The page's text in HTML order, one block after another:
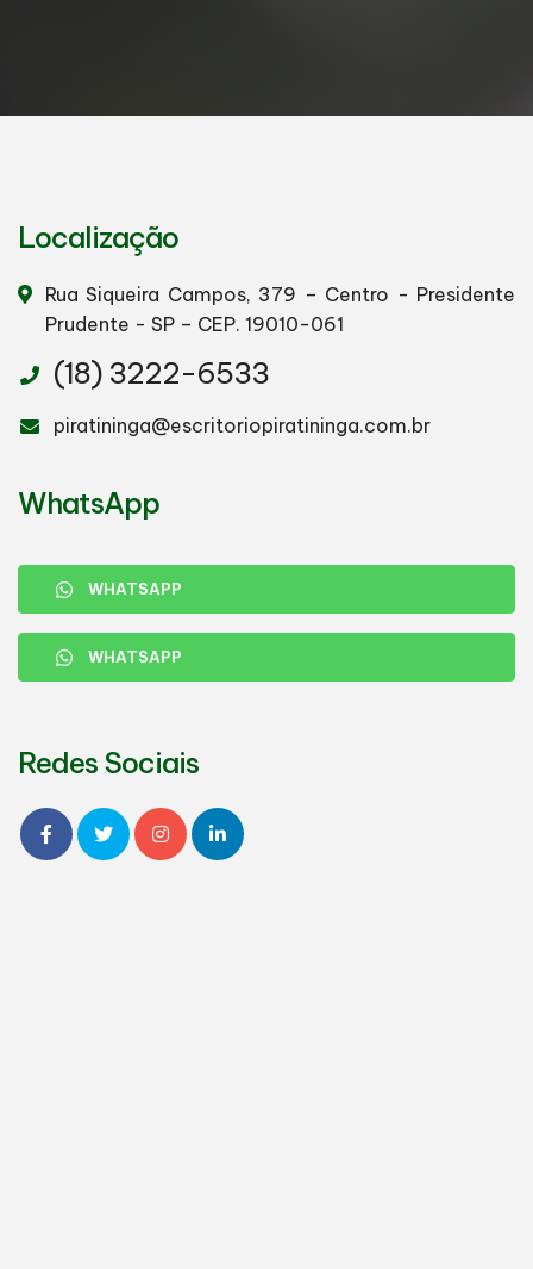
Localização
Rua Siqueira Campos, 379 – Centro - Presidente
Prudente - SP – CEP. 19010-061
(18) 3222-6533
piratininga@escritoriopiratininga.com.br
WhatsApp
WHATSAPP
WHATSAPP
Redes Sociais